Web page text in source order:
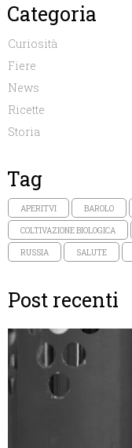
Categoria
Curiosità
Fiere
News
Ricette
Storia
Tag
APERITVI BAROLO
COLTIVAZIONE BIOLOGICA
RUSSIA SALUTE
Post recenti